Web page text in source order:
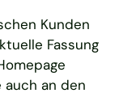
Kunden
Fassung
auch an den